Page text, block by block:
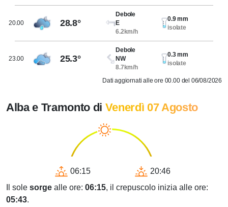
20.00 28.8°
Debole
E
6.2km/h
0.9 mm
isolate
23.00 25.3°
Debole
NW
8.7km/h
0.3 mm
isolate
Dati aggiornati alle ore 00.00 del 06/08/2026
Alba e Tramonto di Venerdì 07 Agosto
06:15
20:46
Il sole sorge alle ore: 06:15, il crepuscolo inizia alle ore:
05:43.